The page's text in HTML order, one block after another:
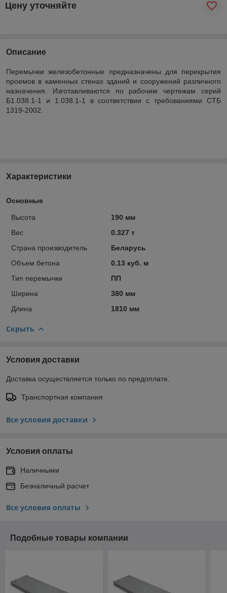
Цену уточняйте
Описание
Перемычки железобетонные предназначены для перекрытия
проемов в каменных стенах зданий и сооружений различного
назначения. Изготавливаются по рабочим чертежам серий
Б1.038.1-1 и 1.038.1-1 в соответствии с требованиями СТБ
1319-2002.
Характеристики
Основные
Высота
190 мм
Вес
0.327 т
Страна производитель
Беларусь
Объем бетона
0.13 куб. м
Тип перемычки
ПП
Ширина
380 мм
Длина
1810 мм
Скрыть
Условия доставки
Доставка осуществляется только по предоплате.
Транспортная компания
Все условия доставки
Условия оплаты
Наличными
Безналичный расчет
Все условия оплаты
Подобные товары компании